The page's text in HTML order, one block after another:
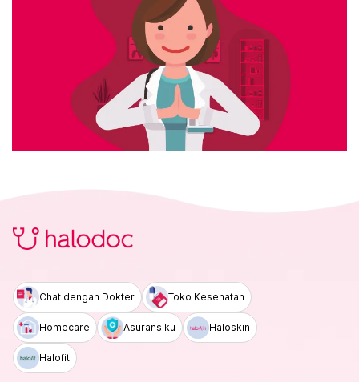
Chat dengan Dokter Toko Kesehatan
Homecare Asuransiku Haloskin
Halofit